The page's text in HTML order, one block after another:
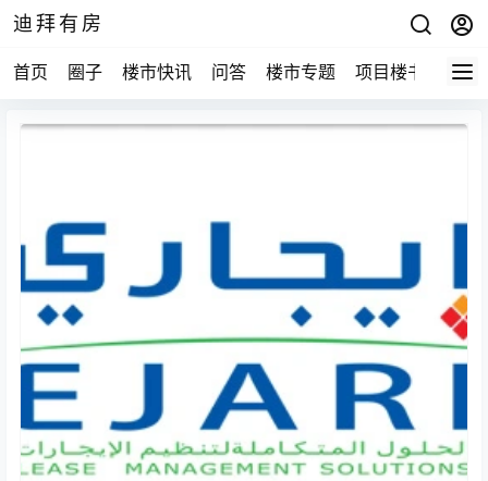
迪拜有房
首页 圈子 楼市快讯 问答 楼市专题 项目楼书